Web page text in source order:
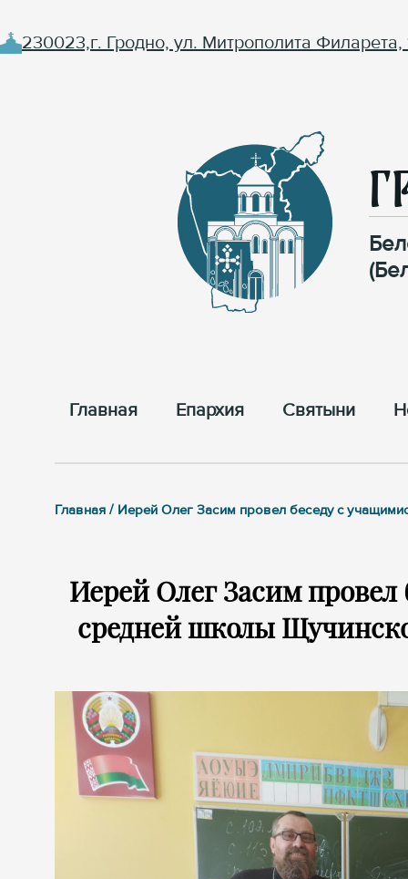
230023,г. Гродно, ул. Митрополита Филарета,
Главная Епархия Cвятыни
Главная / Иерей Олег Засим провел беседу с
Иерей Олег Засим
средней школы